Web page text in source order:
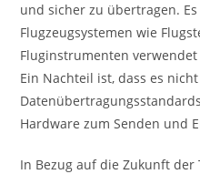
und sicher zu übertragen.
Flugzeugsystemen wie
Fluginstrumenten verwendet
Ein Nachteil ist, dass es
Hardware zum Senden und
In Bezug auf die Zukunft